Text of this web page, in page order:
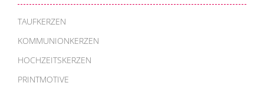
TAUFKERZEN
KOMMUNIONKERZEN
HOCHZEITSKERZEN
PRINTMOTIVE